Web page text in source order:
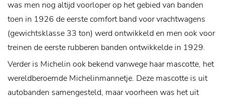
was men nog altijd voorloper op het gebied van banden
toen in 1926 de eerste comfort band voor vrachtwagens
(gewichtsklasse 33 ton) werd ontwikkeld en men ook voor
treinen de eerste rubberen banden ontwikkelde in 1929.
Verder is Michelin ook bekend vanwege haar mascotte, het
wereldberoemde Michelinmannetje. Deze mascotte is uit
autobanden samengesteld, maar voorheen was het uit